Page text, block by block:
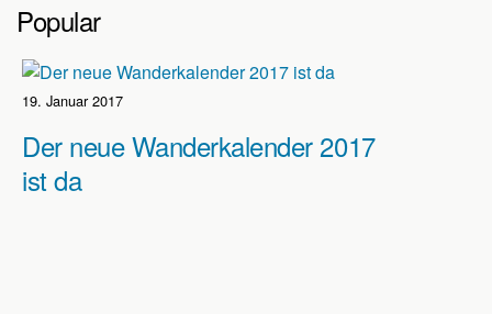
Popular
19. Januar 2017
Der neue Wanderkalender 2017
ist da